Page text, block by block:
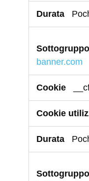
banner.com